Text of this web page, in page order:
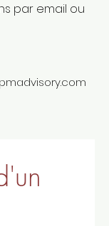
par email ou